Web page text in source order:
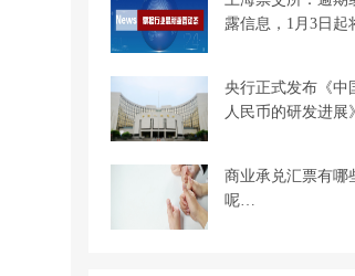
露信息，1月3日
央行正式发布《中
人民币的研发进
商业承兑汇票有哪
呢…